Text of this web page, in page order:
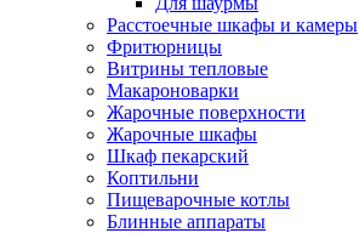
Расстоечные шкафы и камеры
Фритюрницы
Витрины тепловые
Макароноварки
Жарочные поверхности
Жарочные шкафы
Шкаф пекарский
Коптильни
Пищеварочные котлы
Блинные аппараты